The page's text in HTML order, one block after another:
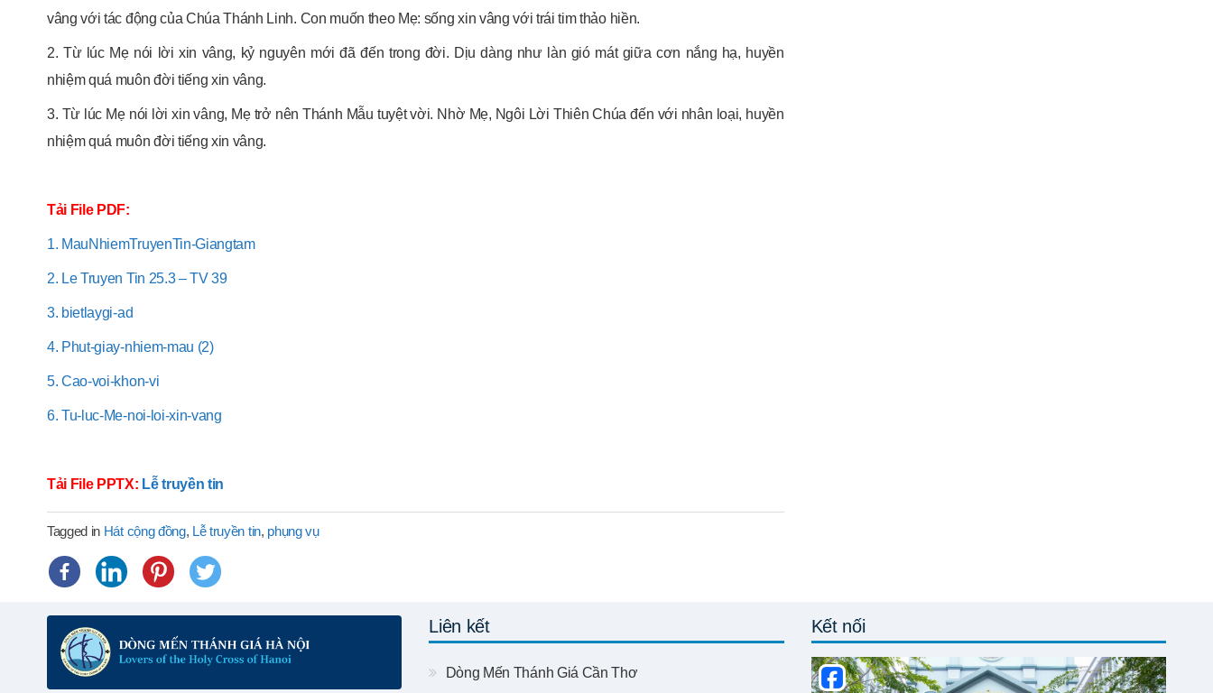
vâng với tác động của Chúa Thánh Linh. Con muốn theo Mẹ: sống xin vâng với trái tim thảo hiền.
2. Từ lúc Mẹ nói lời xin vâng, kỷ nguyên mới đã đến trong đời. Dịu dàng như làn gió mát giữa cơn nắng hạ, huyền
nhiệm quá muôn đời tiếng xin vâng.
3. Từ lúc Mẹ nói lời xin vâng, Mẹ trở nên Thánh Mẫu tuyệt vời. Nhờ Mẹ, Ngôi Lời Thiên Chúa đến với nhân loại, huyền
nhiệm quá muôn đời tiếng xin vâng.
Tải File PDF:
1. MauNhiemTruyenTin-Giangtam
2. Le Truyen Tin 25.3 – TV 39
3. bietlaygi-ad
4. Phut-giay-nhiem-mau (2)
5. Cao-voi-khon-vi
6. Tu-luc-Me-noi-loi-xin-vang
Tải File PPTX: Lễ truyền tin
Tagged in Hát cộng đồng, Lễ truyền tin, phụng vụ
Liên kết
Dòng Mến Thánh Giá Cần Thơ
Kết nối